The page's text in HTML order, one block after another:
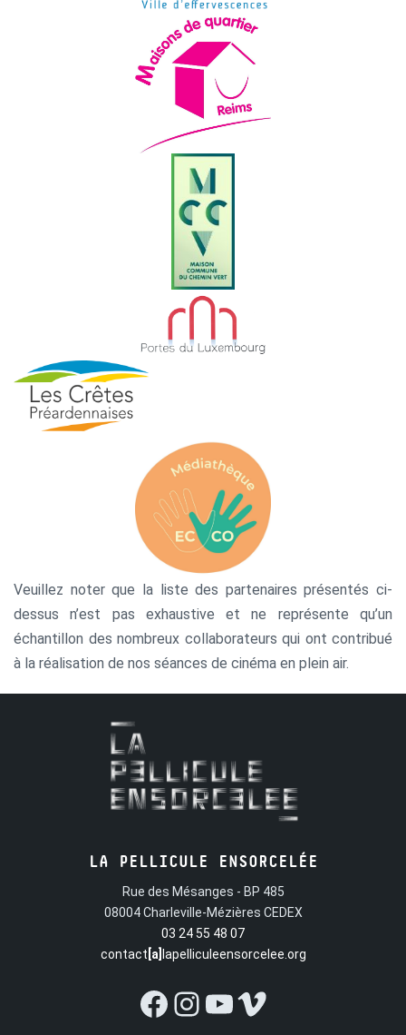
Veuillez noter que la liste des partenaires présentés ci-
dessus n’est pas exhaustive et ne représente qu’un
échantillon des nombreux collaborateurs qui ont contribué
à la réalisation de nos séances de cinéma en plein air.
LA PELLICULE ENSORCELÉE
Rue des Mésanges - BP 485
08004 Charleville-Mézières CEDEX
03 24 55 48 07
contact [a] lapelliculeensorcelee.org
Facebook
Instagram
YouTube
Vimeo